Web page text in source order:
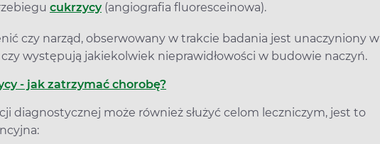
cukrzycy(angiografia fluoresceinowa).
czy narząd, obserwowany w trakcie badania jest unaczyniony w
czy występują jakiekolwiek nieprawidłowości w budowie naczyń.
- jak zatrzymać chorobę?
diagnostycznej może również służyć celom leczniczym, jest to